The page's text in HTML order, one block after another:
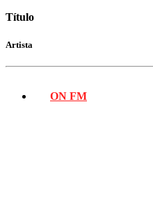
Título
Artista
ON FM